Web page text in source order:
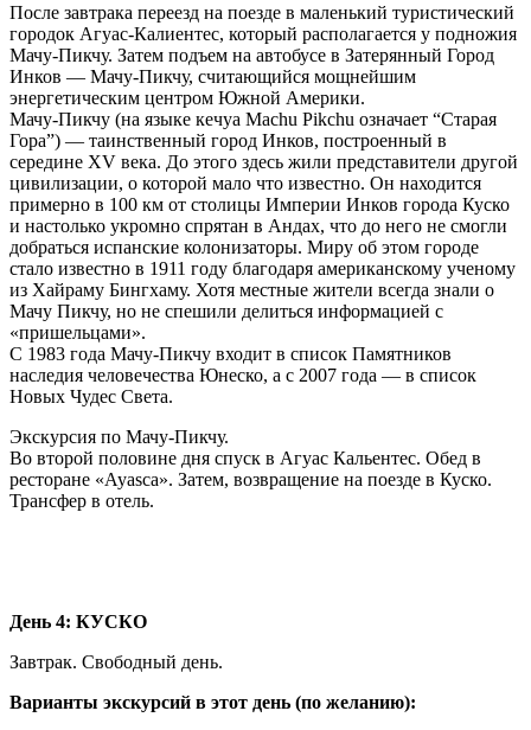
После завтрака переезд на поезде в маленький туристический
городок Агуас-Калиентес, который располагается у подножия
Мачу-Пикчу. Затем подъем на автобусе в Затерянный Город
Инков — Мачу-Пикчу, считающийся мощнейшим
энергетическим центром Южной Америки.
Мачу-Пикчу (на языке кечуа Machu Pikchu означает “Старая
Гора”) — таинственный город Инков, построенный в
середине XV века. До этого здесь жили представители другой
цивилизации, о которой мало что известно. Он находится
примерно в 100 км от столицы Империи Инков города Куско
и настолько укромно спрятан в Андах, что до него не смогли
добраться испанские колонизаторы. Миру об этом городе
стало известно в 1911 году благодаря американскому ученому
из Хайраму Бингхаму. Хотя местные жители всегда знали о
Мачу Пикчу, но не спешили делиться информацией с
«пришельцами».
С 1983 года Мачу-Пикчу входит в список Памятников
наследия человечества Юнеско, а с 2007 года — в список
Новых Чудес Света.
Экскурсия по Мачу-Пикчу.
Во второй половине дня спуск в Агуас Кальентес. Oбед в
ресторане «Ayasca». Затем, возвращение на поезде в Куско.
Трансфер в отель.
День 4: КУСКО
Завтрак. Свободный день.
Варианты экскурсий в этот день (по желанию):